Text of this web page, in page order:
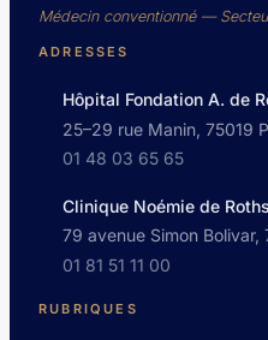
Médecin conventionné —
ADRESSES
Hôpital Fondation A. de
25–29 rue Manin, 75019
01 48 03 65 65
Clinique Noémie de
79 avenue Simon Bolivar,
01 81 51 11 00
RUBRIQUES